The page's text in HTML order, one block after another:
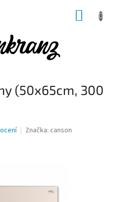
(50x65cm, 300
Značka: canson